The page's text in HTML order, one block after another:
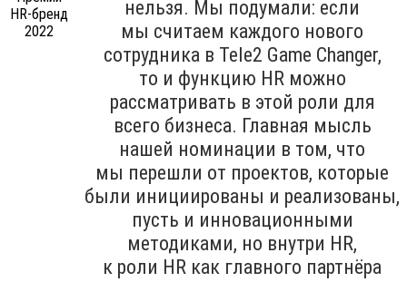
нельзя. Мы подумали: если
мы считаем каждого нового
сотрудника в Tele2 Game Changer,
то и функцию HR можно
рассматривать в этой роли для
всего бизнеса. Главная мысль
нашей номинации в том, что
мы перешли от проектов, которые
были инициированы и реализованы,
пусть и инновационными
методиками, но внутри HR,
к роли HR как главного партнёра